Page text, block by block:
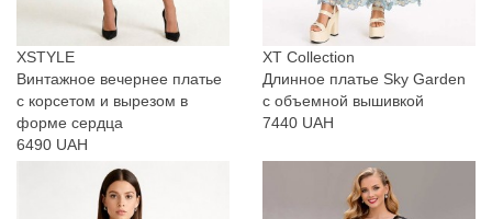
XSTYLE
Винтажное вечернее платье
с корсетом и вырезом в
форме сердца
6490 UAH
XT Collection
Длинное платье Sky Garden
с объемной вышивкой
7440 UAH